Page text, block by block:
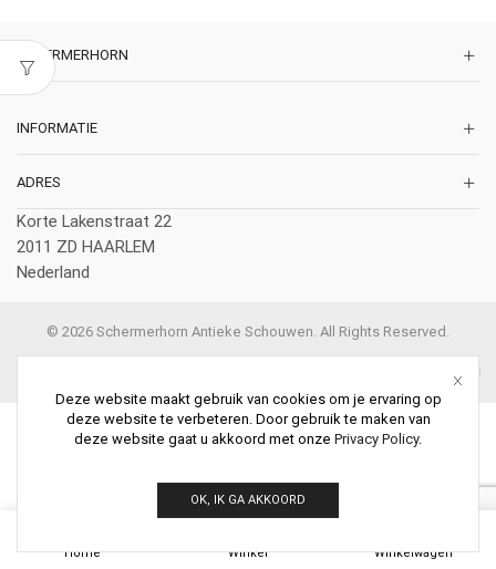
SCHERMERHORN
INFORMATIE
ADRES
Korte Lakenstraat 22
2011 ZD HAARLEM
Nederland
© 2026 Schermerhorn Antieke Schouwen. All Rights Reserved.
Home Winkel Winkelwagen
Deze website maakt gebruik van cookies om je ervaring op
deze website te verbeteren. Door gebruik te maken van
deze website gaat u akkoord met onze Privacy Policy.
OK, IK GA AKKOORD